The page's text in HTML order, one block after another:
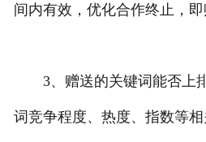
间内有效，优化合作终止，即
3、赠送的关键词能否上
词竞争程度、热度、指数等